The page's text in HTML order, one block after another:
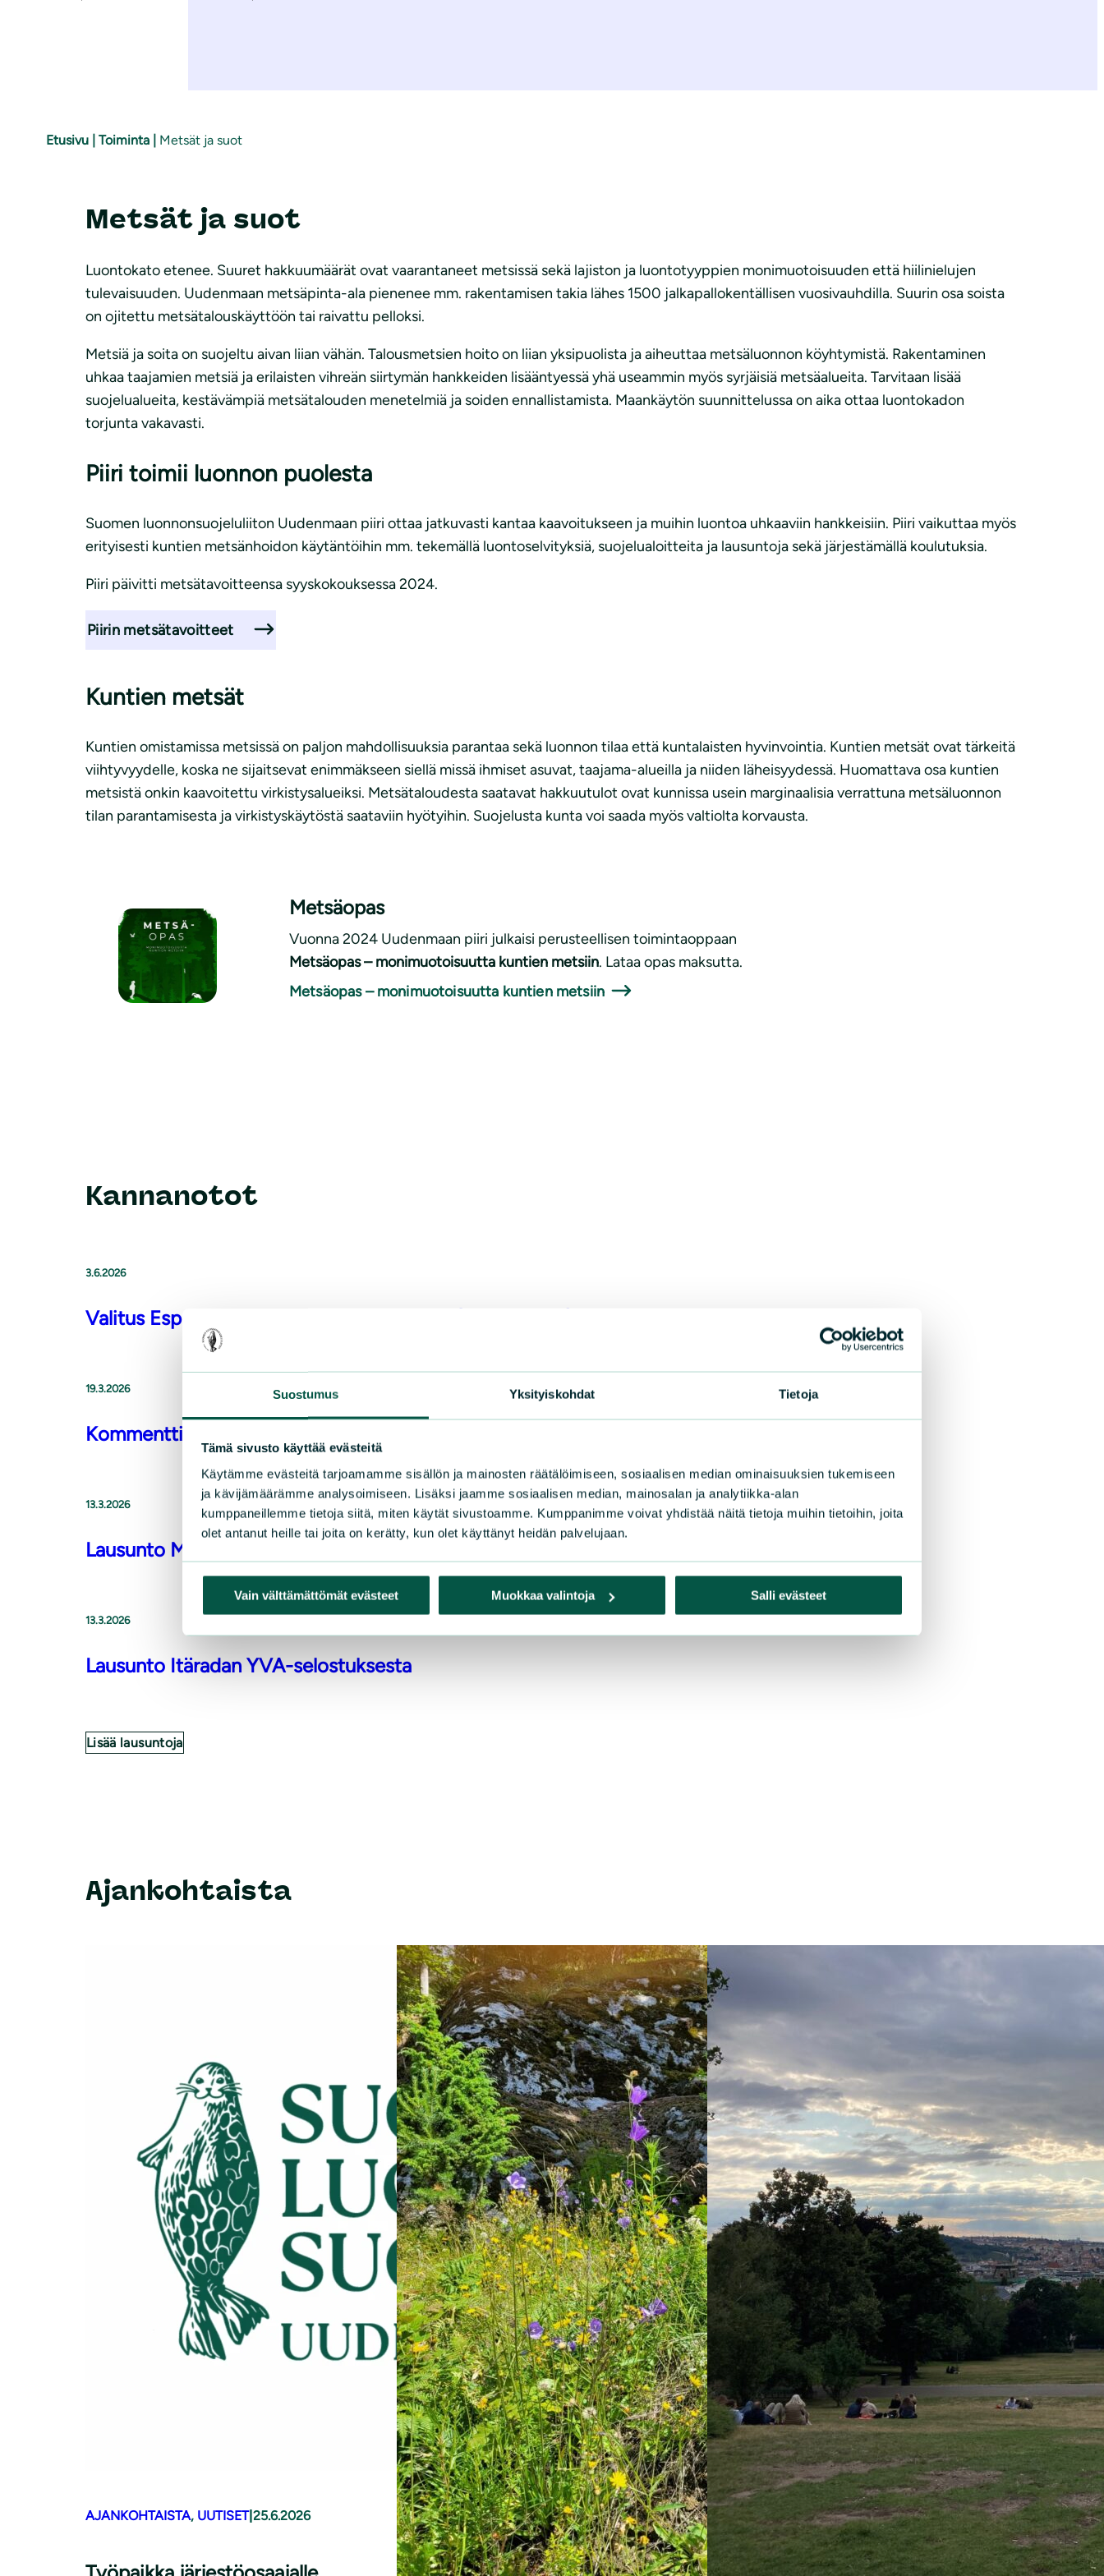
Suostumus Yksityiskohdat Tietoja
Tämä sivusto käyttää evästeitä
Käytämme evästeitä tarjoamamme sisällön ja mainosten räätälöimiseen, sosiaalisen median ominaisuuksien tukemiseen
ja kävijämäärämme analysoimiseen. Lisäksi jaamme sosiaalisen median, mainosalan ja analytiikka-alan
kumppaneillemme tietoja siitä, miten käytät sivustoamme. Kumppanimme voivat yhdistää näitä tietoja muihin tietoihin, joita
olet antanut heille tai joita on kerätty, kun olet käyttänyt heidän palvelujaan.
Vain välttämättömät evästeet Muokkaa valintoja Salli evästeet
Etusivu Toiminta Metsät ja suot
Metsät ja suot
Luontokato etenee. Suuret hakkuumäärät ovat vaarantaneet metsissä sekä lajiston ja luontotyyppien monimuotoisuuden että hiilinielujen
tulevaisuuden. Uudenmaan metsäpinta-ala pienenee mm. rakentamisen takia lähes 1500 jalkapallokentällisen vuosivauhdilla. Suurin osa soista
on ojitettu metsätalouskäyttöön tai raivattu pelloksi.
Metsiä ja soita on suojeltu aivan liian vähän. Talousmetsien hoito on liian yksipuolista ja aiheuttaa metsäluonnon köyhtymistä. Rakentaminen
uhkaa taajamien metsiä ja erilaisten vihreän siirtymän hankkeiden lisääntyessä yhä useammin myös syrjäisiä metsäalueita. Tarvitaan lisää
suojelualueita, kestävämpiä metsätalouden menetelmiä ja soiden ennallistamista. Maankäytön suunnittelussa on aika ottaa luontokadon
torjunta vakavasti.
Piiri toimii luonnon puolesta
Suomen luonnonsuojeluliiton Uudenmaan piiri ottaa jatkuvasti kantaa kaavoitukseen ja muihin luontoa uhkaaviin hankkeisiin. Piiri vaikuttaa myös
erityisesti kuntien metsänhoidon käytäntöihin mm. tekemällä luontoselvityksiä, suojelualoitteita ja lausuntoja sekä järjestämällä koulutuksia.
Piiri päivitti metsätavoitteensa syyskokouksessa 2024.
Piirin metsätavoitteet
Kuntien metsät
Kuntien omistamissa metsissä on paljon mahdollisuuksia parantaa sekä luonnon tilaa että kuntalaisten hyvinvointia. Kuntien metsät ovat tärkeitä
viihtyvyydelle, koska ne sijaitsevat enimmäkseen siellä missä ihmiset asuvat, taajama-alueilla ja niiden läheisyydessä. Huomattava osa kuntien
metsistä onkin kaavoitettu virkistysalueiksi. Metsätaloudesta saatavat hakkuutulot ovat kunnissa usein marginaalisia verrattuna metsäluonnon
tilan parantamisesta ja virkistyskäytöstä saataviin hyötyihin. Suojelusta kunta voi saada myös valtiolta korvausta.
Metsäopas
Vuonna 2024 Uudenmaan piiri julkaisi perusteellisen toimintaoppaan
Metsäopas – monimuotoisuutta kuntien metsiin. Lataa opas maksutta.
Metsäopas – monimuotoisuutta kuntien metsiin
Kannanotot
3.6.2026
Valitus Espoon Kyytimäen asemakaavasta (Näkinmetsä)
19.3.2026
Kommentti Uudenmaan suurriistafoorumiin
13.3.2026
Lausunto Mäntsälän strategisen yleiskaavan 2050 ehdotuksesta
13.3.2026
Lausunto Itäradan YVA-selostuksesta
Lisää lausuntoja
Ajankohtaista
AJANKOHTAISTA, UUTISET| 25.6.2026